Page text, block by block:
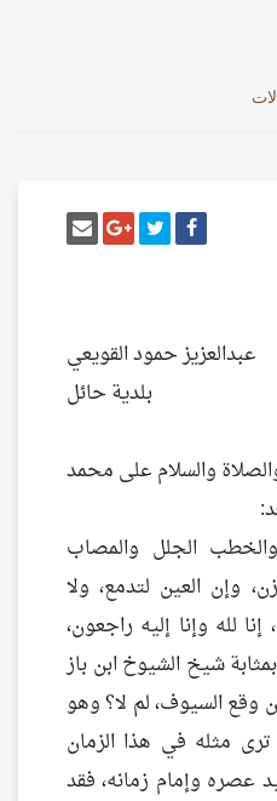
شارك على فيسبوك
أنشر تغريدةشارك على
عبدالعزيز حمود القويعي
بلدية حائل
والسلام على محمد
والخطب الجلل والمصاب
وإن العين لتدمع، ولا
لله وإنا إليه راجعون،
شيخ الشيوخ ابن باز
وقع السيوف، لم لا؟ وهو
مثله في هذا الزمان
عصره وإمام زمانه، فقد